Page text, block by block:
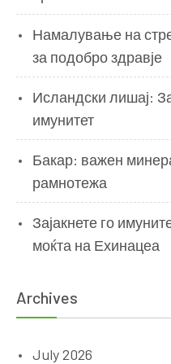
Намалување на
за подобро здравје
Исландски лишај:
имунитет
Бакар: важен
рамнотежа
Зајакнете го
моќта на Ехинацеа
Archives
July 2026